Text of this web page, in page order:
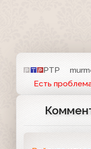
РТР
Есть